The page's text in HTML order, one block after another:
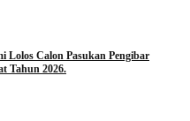
Lolos Calon Pasukan Pengibar
Tahun 2026.